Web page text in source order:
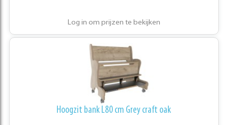
Log in om prijzen te bekijken
Hoogzit bank L80 cm Grey craft oak